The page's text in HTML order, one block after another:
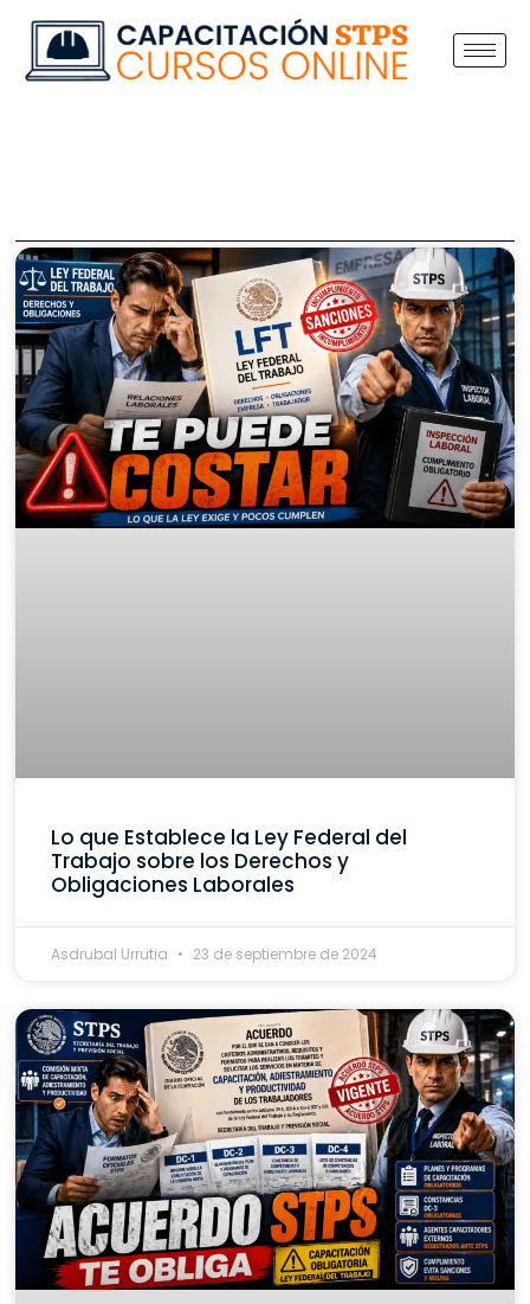
Lo que Establece la Ley Federal del
Trabajo sobre los Derechos y
Obligaciones Laborales
Asdrubal Urrutia 23 de septiembre de 2024